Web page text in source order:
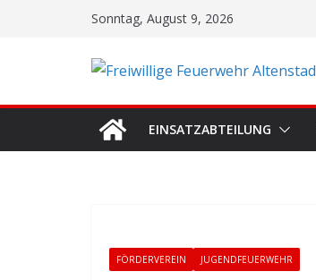
Sonntag, August 9, 2026
EINSATZABTEILUNG
FÖRDERVEREIN JUGENDFEUERWEHR